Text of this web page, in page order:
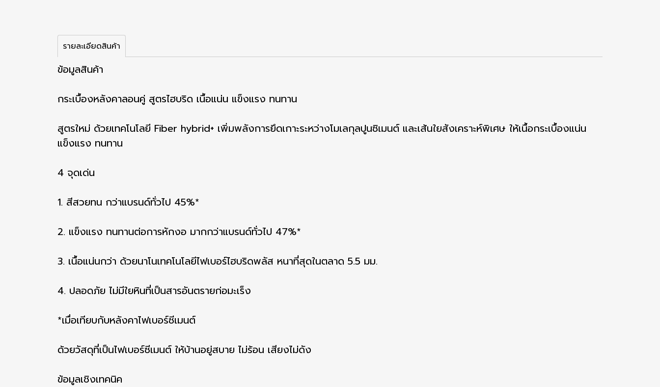
รายละเอียดสินค้า
ข้อมูลสินค้า
กระเบื้องหลังคาลอนคู่ สูตรไฮบริด เนื้อแน่น แข็งแรง ทนทาน
สูตรใหม่ ด้วยเทคโนโลยี Fiber hybrid+ เพิ่มพลังการยึดเกาะระหว่างโมเลกุลปูนซิเมนต์ และเส้นใยสังเคราะห์พิเศษ ให้เนื้อกระเบื้องแน่น
แข็งแรง ทนทาน
4 จุดเด่น
1. สีสวยทน กว่าแบรนด์ทั่วไป 45%*
2. แข็งแรง ทนทานต่อการหักงอ มากกว่าแบรนด์ทั่วไป 47%*
3. เนื้อแน่นกว่า ด้วยนาโนเทคโนโลยีไฟเบอร์ไฮบริดพลัส หนาที่สุดในตลาด 5.5 มม.
4. ปลอดภัย ไม่มีใยหินที่เป็นสารอันตรายก่อมะเร็ง
*เมื่อเทียบกับหลังคาไฟเบอร์ซีเมนต์
ด้วยวัสดุที่เป็นไฟเบอร์ซีเมนต์ ให้บ้านอยู่สบาย ไม่ร้อน เสียงไม่ดัง
ข้อมูลเชิงเทคนิค